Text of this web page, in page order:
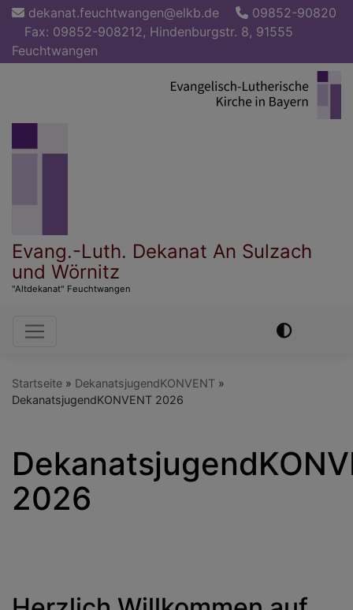
Direkt
Inhalt
dekanat.feuchtwangen@elkb.de
09852-90820
Fax: 09852-908212, Hindenburgstr. 8, 91555
Feuchtwangen
Evang.-Luth. Dekanat An Sulzach
und Wörnitz
"Altdekanat" Feuchtwangen
Hauptnavigation
Startseite
DekanatsjugendKONVENT
DekanatsjugendKONVENT 2026
2026